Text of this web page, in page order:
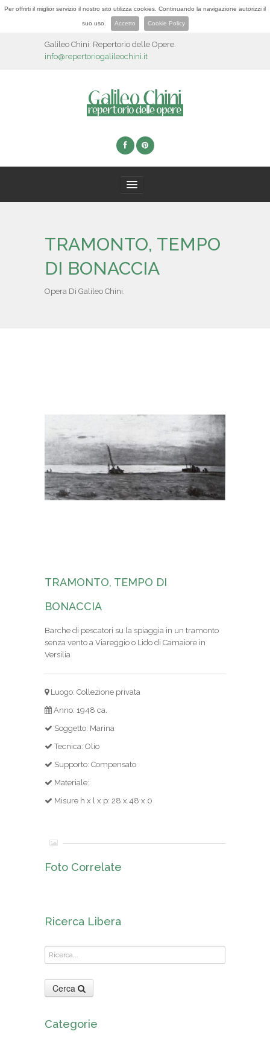
Per offrirti il miglior servizio il nostro sito utilizza cookies. Continuando la navigazione autorizzi il
suo uso. Accetto Cookie Policy
Galileo Chini: Repertorio delle Opere.
info@repertoriogalileochini.it
BIOGRAFIA
TRAMONTO, TEMPO
DI BONACCIA
Opera Di Galileo Chini.
TRAMONTO, TEMPO DI
BONACCIA
Barche di pescatori su la spiaggia in un tramonto
senza vento a Viareggio o Lido di Camaiore in
Versilia
Luogo: Collezione privata
Anno: 1948 ca.
Soggetto: Marina
Tecnica: Olio
Supporto: Compensato
Materiale:
Misure h x l x p: 28 x 48 x 0
Foto Correlate
Ricerca Libera
Cerca
Categorie